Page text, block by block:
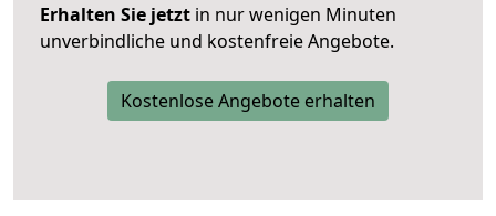
Erhalten Sie jetzt in nur wenigen Minuten
unverbindliche und kostenfreie Angebote.
Kostenlose Angebote erhalten